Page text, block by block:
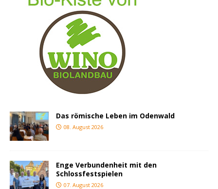
Das römische Leben im Odenwald
08. August 2026
Enge Verbundenheit mit den
Schlossfestspielen
07. August 2026